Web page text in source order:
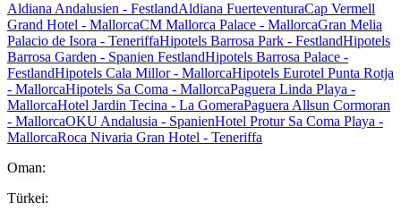
Aldiana Andalusien - FestlandAldiana FuerteventuraCap Vermell
Grand Hotel - MallorcaCM Mallorca Palace - MallorcaGran Melia
Palacio de Isora - TeneriffaHipotels Barrosa Park - FestlandHipotels
Barrosa Garden - Spanien FestlandHipotels Barrosa Palace -
FestlandHipotels Cala Millor - MallorcaHipotels Eurotel Punta Rotja
- MallorcaHipotels Sa Coma - MallorcaPaguera Linda Playa -
MallorcaHotel Jardin Tecina - La GomeraPaguera Allsun Cormoran
- MallorcaOKU Andalusia - SpanienHotel Protur Sa Coma Playa -
MallorcaRoca Nivaria Gran Hotel - Teneriffa
Oman:
Türkei: